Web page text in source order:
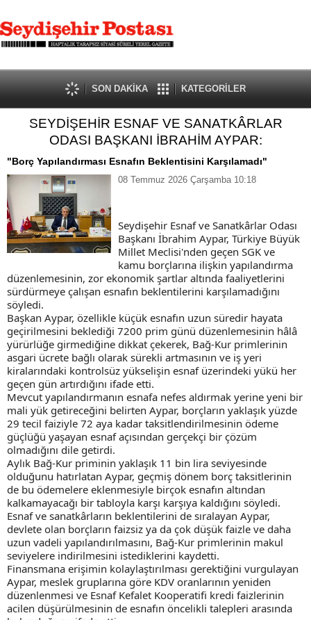
SON DAKİKA KATEGORİLER
SEYDİŞEHİR ESNAF VE SANATKÂRLAR
ODASI BAŞKANI İBRAHİM AYPAR:
"Borç Yapılandırması Esnafın Beklentisini Karşılamadı"
08 Temmuz 2026 Çarşamba 10:18
Seydişehir Esnaf ve Sanatkârlar Odası
Başkanı İbrahim Aypar, Türkiye Büyük
Millet Meclisi'nden geçen SGK ve
kamu borçlarına ilişkin yapılandırma
düzenlemesinin, zor ekonomik şartlar altında faaliyetlerini
sürdürmeye çalışan esnafın beklentilerini karşılamadığını
söyledi.
Başkan Aypar, özellikle küçük esnafın uzun süredir hayata
geçirilmesini beklediği 7200 prim günü düzenlemesinin hâlâ
yürürlüğe girmediğine dikkat çekerek, Bağ-Kur primlerinin
asgari ücrete bağlı olarak sürekli artmasının ve iş yeri
kiralarındaki kontrolsüz yükselişin esnaf üzerindeki yükü her
geçen gün artırdığını ifade etti.
Mevcut yapılandırmanın esnafa nefes aldırmak yerine yeni bir
mali yük getireceğini belirten Aypar, borçların yaklaşık yüzde
29 tecil faiziyle 72 aya kadar taksitlendirilmesinin ödeme
güçlüğü yaşayan esnaf açısından gerçekçi bir çözüm
olmadığını dile getirdi.
Aylık Bağ-Kur priminin yaklaşık 11 bin lira seviyesinde
olduğunu hatırlatan Aypar, geçmiş dönem borç taksitlerinin
de bu ödemelere eklenmesiyle birçok esnafın altından
kalkamayacağı bir tabloyla karşı karşıya kaldığını söyledi.
Esnaf ve sanatkârların beklentilerini de sıralayan Aypar,
devlete olan borçların faizsiz ya da çok düşük faizle ve daha
uzun vadeli yapılandırılmasını, Bağ-Kur primlerinin makul
seviyelere indirilmesini istediklerini kaydetti.
Finansmana erişimin kolaylaştırılması gerektiğini vurgulayan
Aypar, meslek gruplarına göre KDV oranlarının yeniden
düzenlenmesi ve Esnaf Kefalet Kooperatifi kredi faizlerinin
acilen düşürülmesinin de esnafın öncelikli talepleri arasında